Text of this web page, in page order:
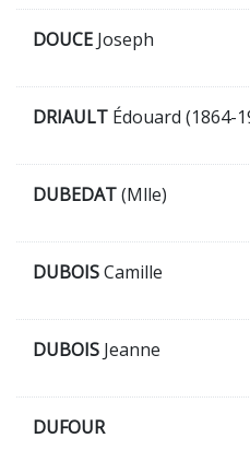
DOUCE Joseph
DRIAULT Édouard (1864-
DUBEDAT(Mlle)
DUBOISCamille
DUBOIS Jeanne
DUFOUR